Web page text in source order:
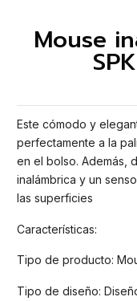
Mouse
Este cómodo y
perfectamente a la
en el bolso. Además,
inalámbrica y un
las superficies
Características:
Tipo de producto:
Tipo de diseño: